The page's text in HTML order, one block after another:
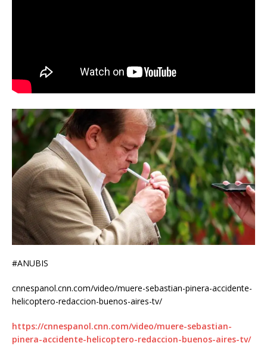
#ANUBIS
cnnespanol.cnn.com/video/muere-sebastian-pinera-accidente-
helicoptero-redaccion-buenos-aires-tv/
https://cnnespanol.cnn.com/video/muere-sebastian-
pinera-accidente-helicoptero-redaccion-buenos-aires-tv/